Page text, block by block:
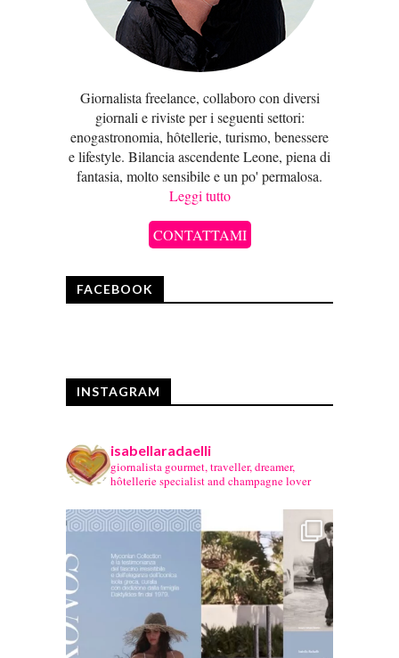
Giornalista freelance, collaboro con diversi
giornali e riviste per i seguenti settori:
enogastronomia, hôtellerie, turismo, benessere
e lifestyle. Bilancia ascendente Leone, piena di
fantasia, molto sensibile e un po' permalosa.
Leggi tutto
CONTATTAMI
FACEBOOK
INSTAGRAM
isabellaradaelli
giornalista gourmet, traveller, dreamer,
hôtellerie specialist and champagne lover